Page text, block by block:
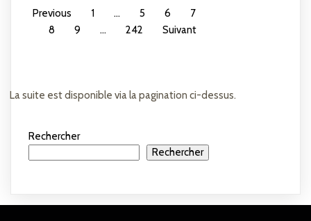
Previous 1 … 5 6
7
8
9 … 242 Suivant
La suite est disponible via la pagination ci-dessus.
Rechercher
Rechercher